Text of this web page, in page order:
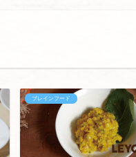
ブレインフード